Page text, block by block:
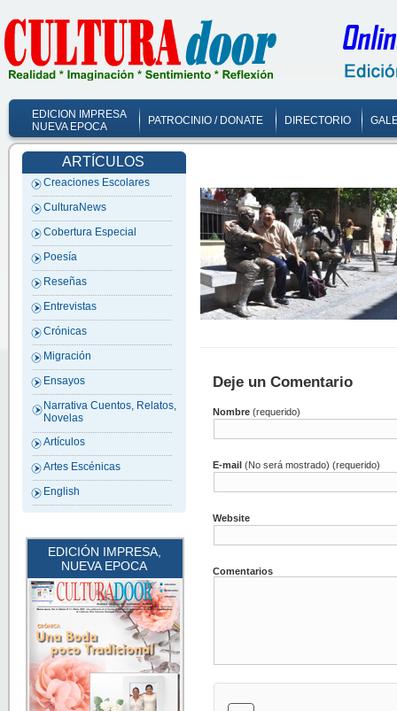
EDICION IMPRESA
NUEVA EPOCA
PATROCINIO / DONATE DIRECTORIO
ARTÍCULOS
Creaciones Escolares
CulturaNews
Cobertura Especial
Poesía
Reseñas
Entrevistas
Crónicas
Migración
Ensayos
Narrativa Cuentos, Relatos,
Novelas
Artículos
Artes Escénicas
English
EDICIÓN IMPRESA,
NUEVA EPOCA
Deje un Comentario
Nombre (requerido)
E-mail (No será mostrado) (requerido)
Website
Comentarios